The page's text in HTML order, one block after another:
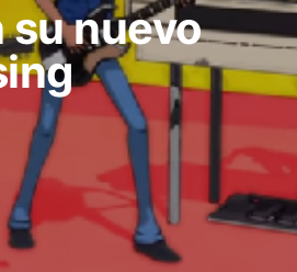
su nuevo